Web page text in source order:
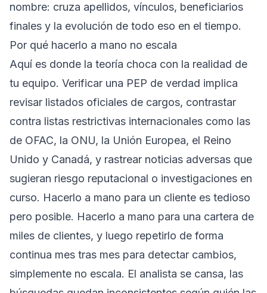
nombre: cruza apellidos, vínculos, beneficiarios
finales y la evolución de todo eso en el tiempo.
Por qué hacerlo a mano no escala
Aquí es donde la teoría choca con la realidad de
tu equipo. Verificar una PEP de verdad implica
revisar listados oficiales de cargos, contrastar
contra listas restrictivas internacionales como las
de OFAC, la ONU, la Unión Europea, el Reino
Unido y Canadá, y rastrear noticias adversas que
sugieran riesgo reputacional o investigaciones en
curso. Hacerlo a mano para un cliente es tedioso
pero posible. Hacerlo a mano para una cartera de
miles de clientes, y luego repetirlo de forma
continua mes tras mes para detectar cambios,
simplemente no escala. El analista se cansa, las